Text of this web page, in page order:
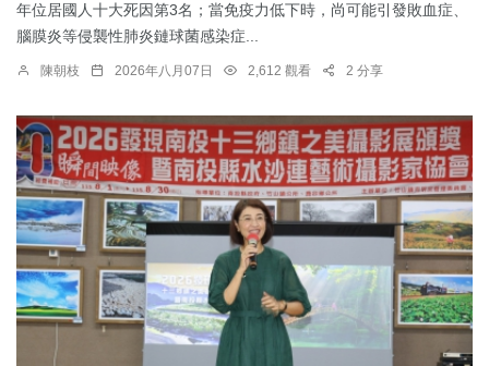
年位居國人十大死因第3名；當免疫力低下時，尚可能引發敗血症、
腦膜炎等侵襲性肺炎鏈球菌感染症...
陳朝枝 2026年八月07日 2,612 觀看 2 分享